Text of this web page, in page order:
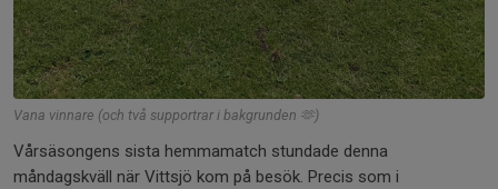
Vana vinnare (och två supportrar i bakgrunden 🫶)
Vårsäsongens sista hemmamatch stundade denna
måndagskväll när Vittsjö kom på besök. Precis som i